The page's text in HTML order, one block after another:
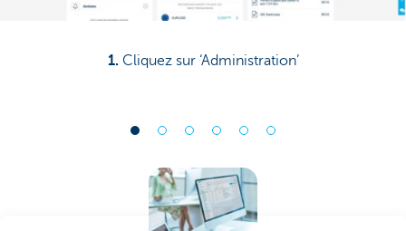
1. Cliquez sur ‘Administration’